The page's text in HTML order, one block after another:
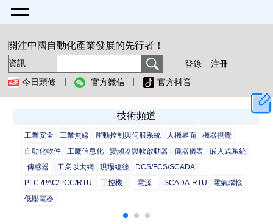
關注中國自動化產業發展的先行者！
登錄
注冊
今日頭條
官方微信 官方抖音
技術頻道
工業安全 工業無線 運動控制與伺服系統 人機界面
機器視覺
自動化軟件
工廠信息化 變頻器與軟啟動器 儀器儀表
嵌入式系統
傳感器
工業以太網 現場總線
DCS/FCS/SCADA
PLC /PAC/PCC/RTU
工控機 電源 SCADA-RTU
電氣聯接
低壓電器